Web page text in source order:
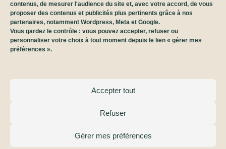
contenus, de mesurer l'audience du site et, avec votre accord, de vous
proposer des contenus et publicités plus pertinents grâce à nos
partenaires, notamment Wordpress, Meta et Google.
Vous gardez le contrôle : vous pouvez accepter, refuser ou
personnaliser votre choix à tout moment depuis le lien « gérer mes
préférences ».
Accepter tout
Refuser
Gérer mes préférences
rachel@raccord-de-soi.fr
Entreprise Individuelle (EI)
06.83.17.82.62
Suivez-moi sur Facebook
Médiateur de consommation
Charte de gestion des cookies